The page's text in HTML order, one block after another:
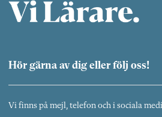
Hör gärna av dig eller följ oss!
Vi finns på mejl, telefon och i sociala